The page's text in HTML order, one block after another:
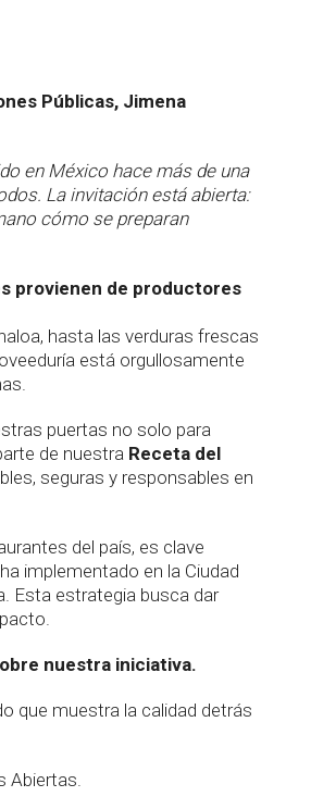
Públicas, Jimena
en México hace más de una
La invitación está abierta:
cómo se preparan
provienen de productores
hasta las verduras frescas
está orgullosamente
puertas no solo para
de nuestra Receta del
seguras y responsables en
del país, es clave
implementado en la Ciudad
Esta estrategia busca dar
nuestra iniciativa.
que muestra la calidad detrás
Abiertas.